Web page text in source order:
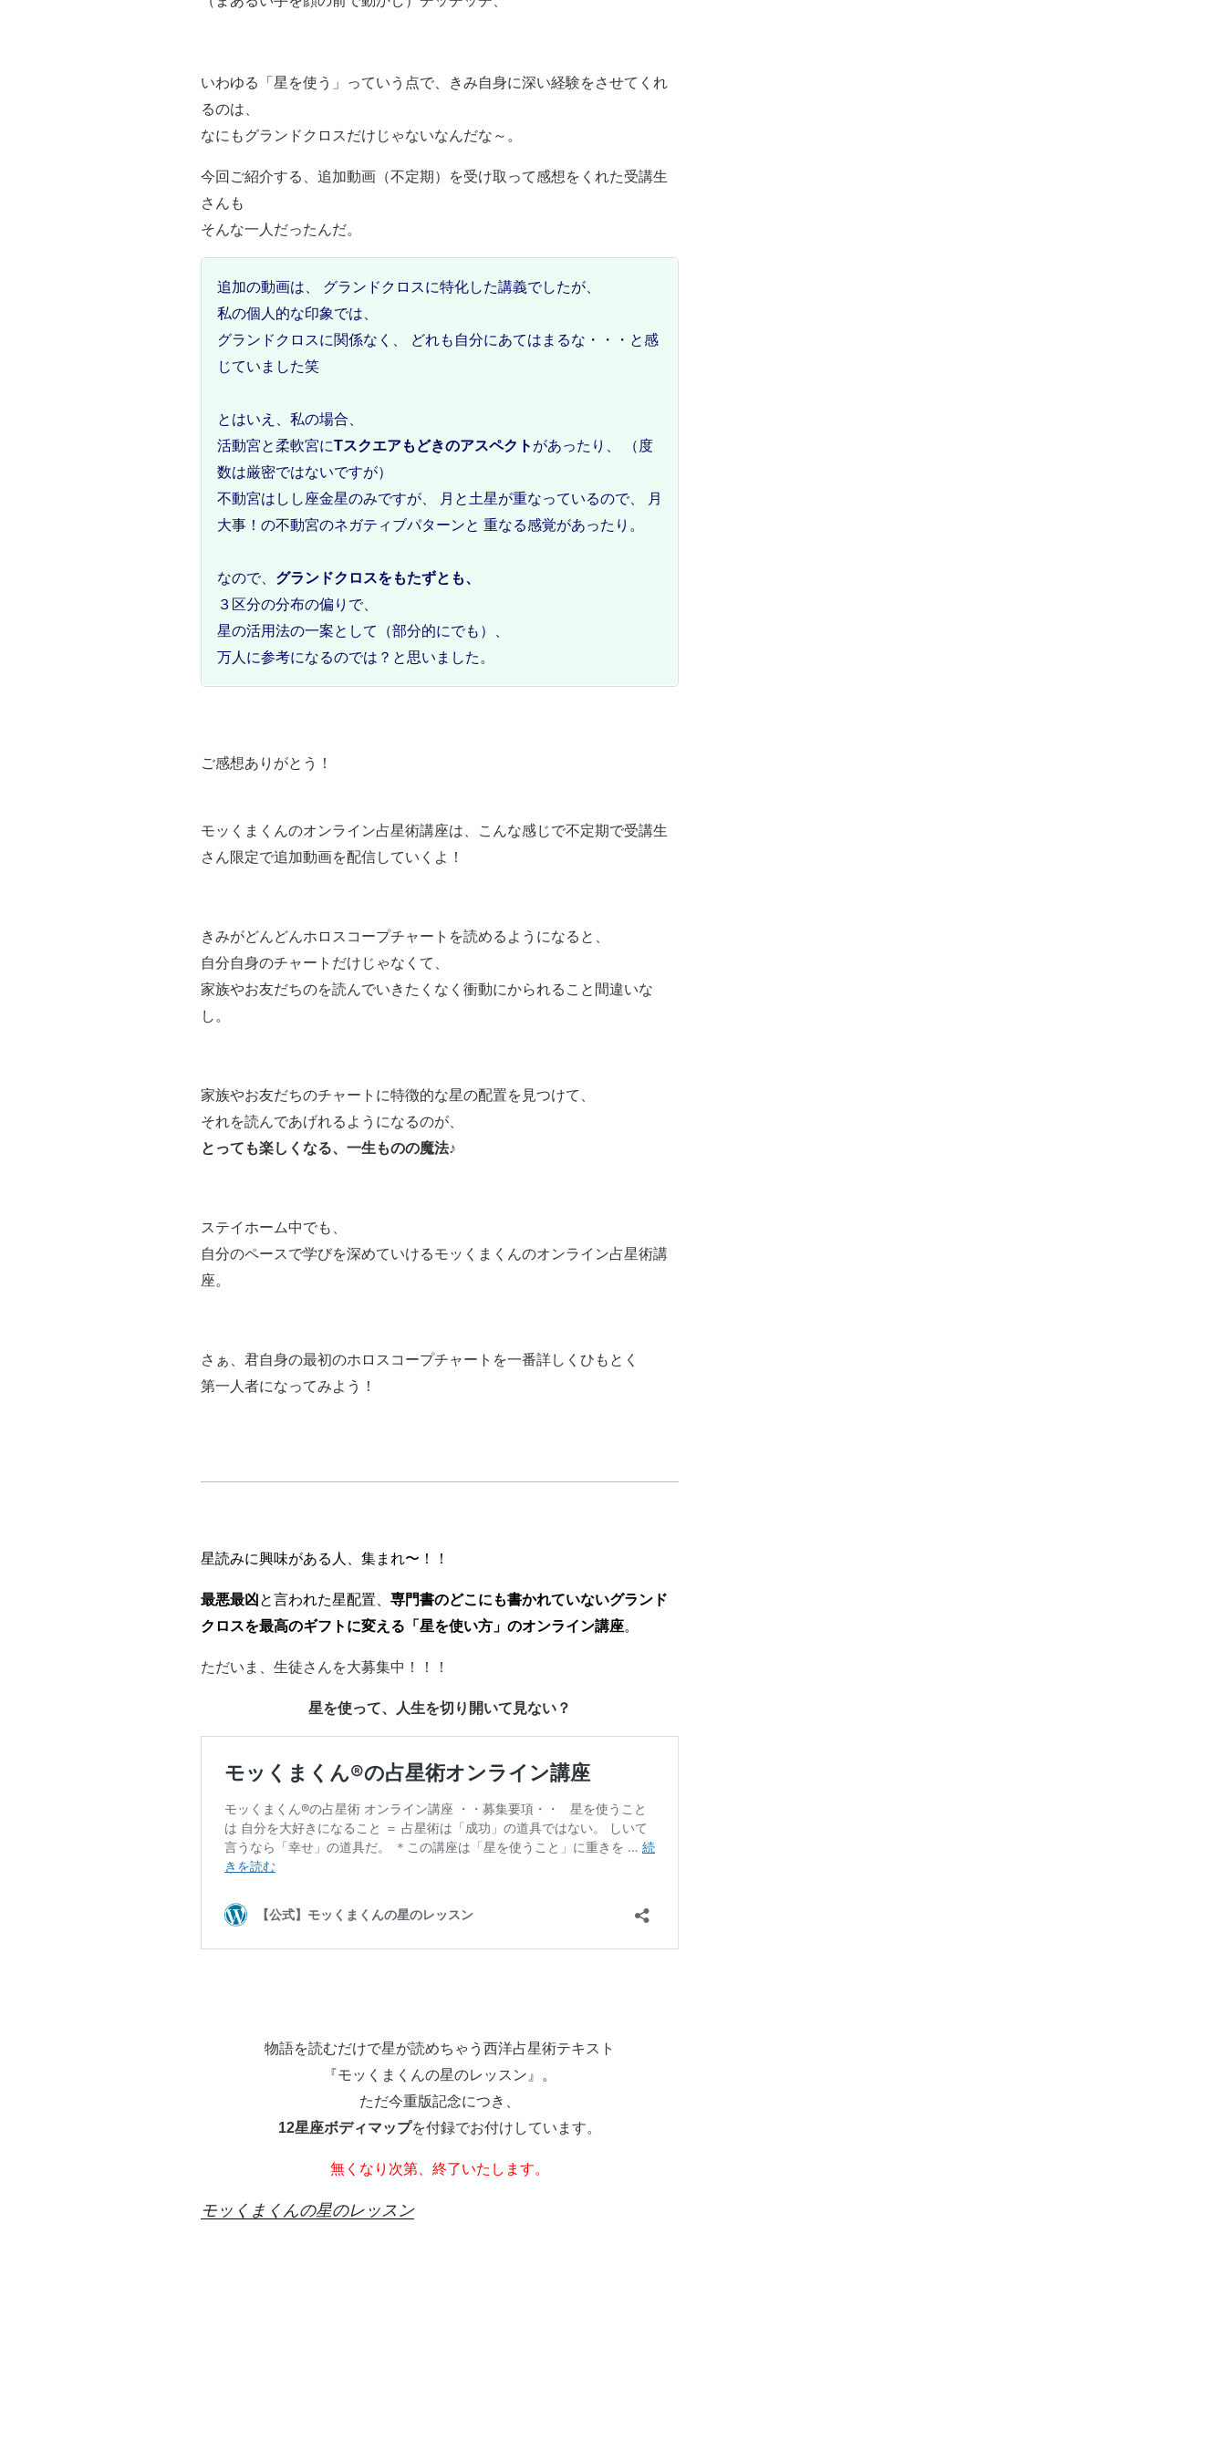
いわゆる「星を使う」っていう点で、きみ自身に深い経験をさせてくれ
るのは、
なにもグランドクロスだけじゃないなんだな～。
今回ご紹介する、追加動画（不定期）を受け取って感想をくれた受講生
さんも
そんな一人だったんだ。
追加の動画は、 グランドクロスに特化した講義でしたが、
私の個人的な印象では、
グランドクロスに関係なく、 どれも自分にあてはまるな・・・と感
じていました笑
とはいえ、私の場合、
活動宮と柔軟宮にTスクエアもどきのアスペクト があったり、 （度
数は厳密ではないですが）
不動宮はしし座金星のみですが、 月と土星が重なっているので、 月
大事！の不動宮のネガティブパターンと 重なる感覚があったり。
なので、 グランドクロスをもたずとも、
３区分の分布の偏りで、
星の活用法の一案として（部分的にでも）、
万人に参考になるのでは？と思いました。
ご感想ありがとう！
モッくまくんのオンライン占星術講座は、こんな感じで不定期で受講生
さん限定で追加動画を配信していくよ！
きみがどんどんホロスコープチャートを読めるようになると、
自分自身のチャートだけじゃなくて、
家族やお友だちのを読んでいきたくなく衝動にかられること間違いな
し。
家族やお友だちのチャートに特徴的な星の配置を見つけて、
それを読んであげれるようになるのが、
とっても楽しくなる、一生ものの魔法♪
ステイホーム中でも、
自分のペースで学びを深めていけるモッくまくんのオンライン占星術講
座。
さぁ、君自身の最初のホロスコープチャートを一番詳しくひもとく
第一人者になってみよう！
星読みに興味がある人、集まれ〜！！
最悪最凶と言われた星配置、 専門書のどこにも書かれていないグランド
クロスを最高のギフトに変える「星を使い方」のオンライン講座。
ただいま、生徒さんを大募集中！！！
星を使って、人生を切り開いて見ない？
物語を読むだけで星が読めちゃう西洋占星術テキスト
『モッくまくんの星のレッスン』。
ただ今重版記念につき、
12星座ボディマップを付録でお付けしています。
無くなり次第、終了いたします。
モッくまくんの星のレッスン